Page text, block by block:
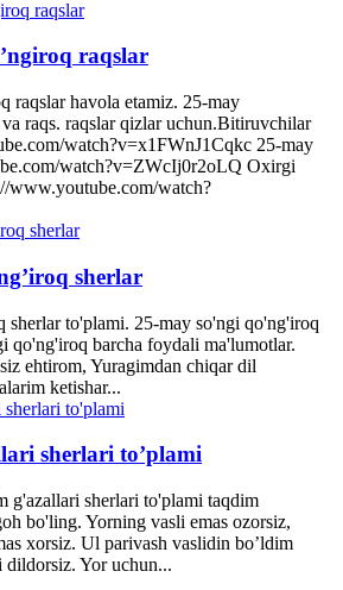
raqslar
raqslar havola etamiz. 25-may
raqs. raqslar qizlar uchun.Bitiruvchilar
watch?v=x1FWnJ1Cqkc 25-may
watch?v=ZWcIj0r2oLQ Oxirgi
www.youtube.com/watch?
sherlar
sherlar to'plami. 25-may so'ngi qo'ng'iroq
qo'ng'iroq barcha foydali ma'lumotlar.
ehtirom, Yuragimdan chiqar dil
ketishar...
sherlari to’plami
g'azallari sherlari to'plami taqdim
bo'ling. Yorning vasli emas ozorsiz,
xorsiz. Ul parivash vaslidin bo’ldim
Yor uchun...